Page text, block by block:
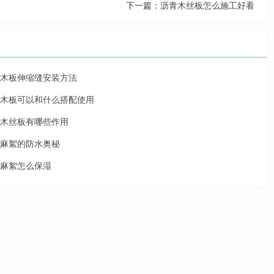
下一篇： 沥青木丝板怎么施工好看
板伸缩缝安装方法
板可以和什么搭配使用
丝板有哪些作用
絮的防水奥秘
絮怎么保湿